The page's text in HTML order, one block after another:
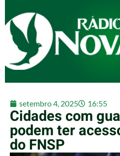
setembro 4, 2025 16:55
Cidades com
podem ter
do FNSP